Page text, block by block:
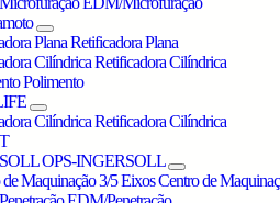
PlanaRetificadora Plana
CilíndricaRetificadora Cilíndrica
Polimento
CilíndricaRetificadora Cilíndrica
OPS-INGERSOLL
Maquinação 3/5 EixosCentro de